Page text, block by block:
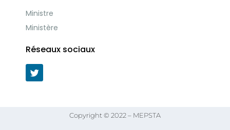
Ministre
Ministère
Réseaux sociaux
Copyright © 2022 – MEPSTA